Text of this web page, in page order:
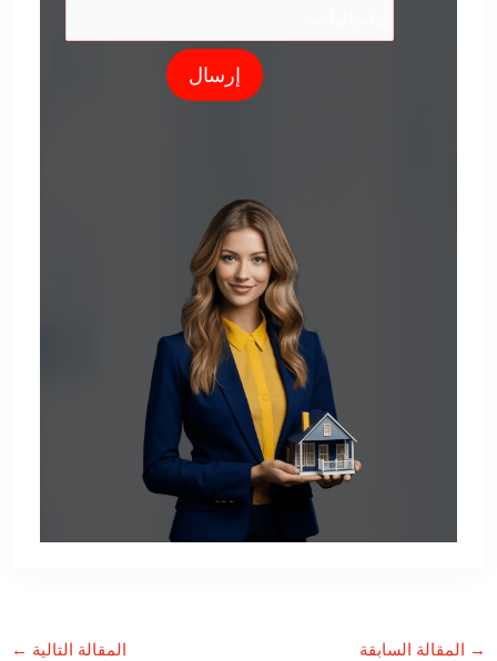
إرسال
→ المقالة السابقة المقالة التالية ←